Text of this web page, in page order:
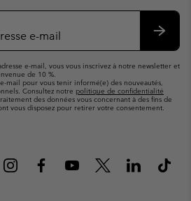
e-mail, vous vous inscrivez à notre newsletter et
de 10 %.
mail pour vous tenir informé(e) des nouveautés,
Consultez notre politique de confidentialité
des données vous concernant à des fins de
vous disposez pour retirer votre consentement.